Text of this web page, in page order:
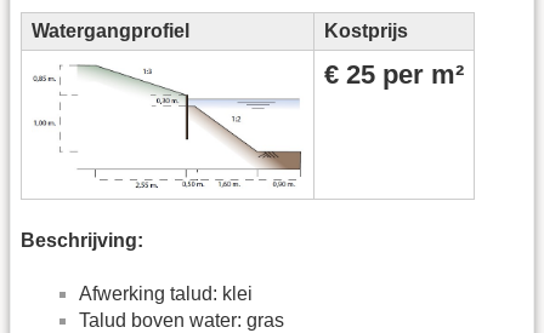
Watergangprofiel Kostprijs
€ 25 per m²
Beschrijving:
Afwerking talud: klei
Talud boven water: gras